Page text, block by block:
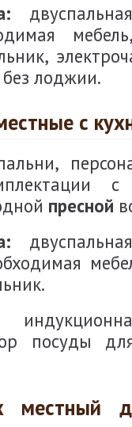
лоджии.
с
с
пресной
посуды для